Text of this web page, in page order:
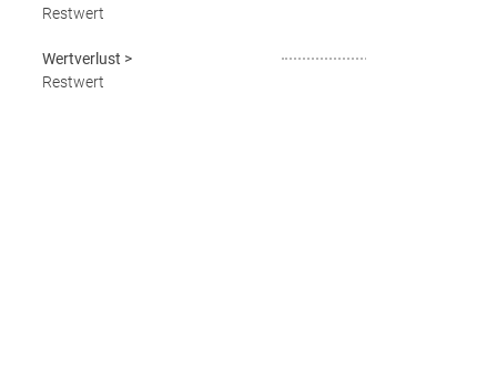
Restwert
Wertverlust >
Restwert